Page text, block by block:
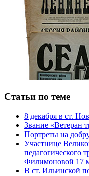
Статьи по теме
8 декабря в ст.
Звание «Ветеран
Портреты на
Участнице
педагогического
Филимоновой 17
В ст. Ильинской